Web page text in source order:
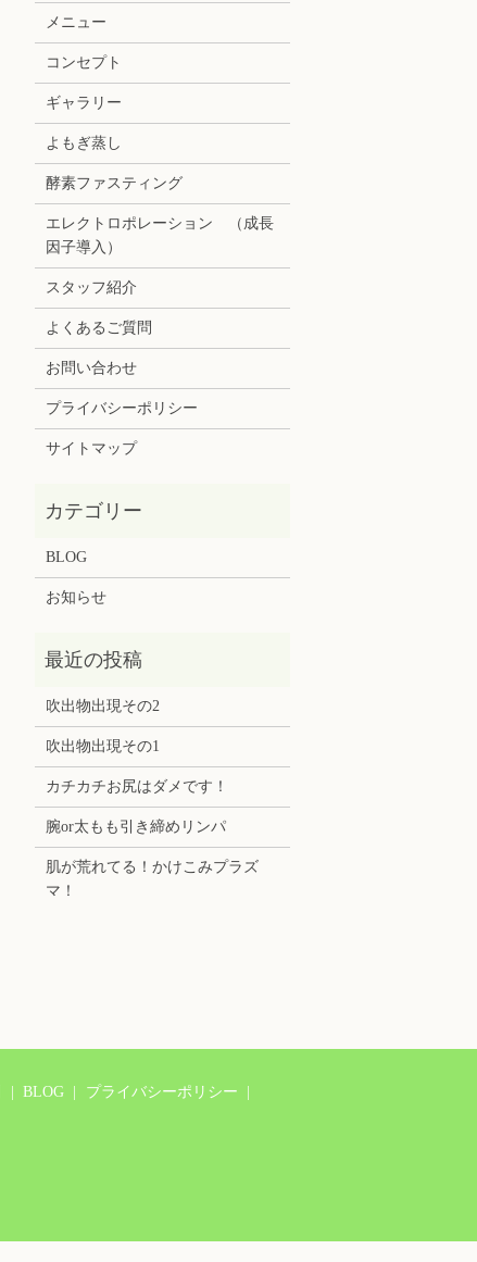
メニュー
コンセプト
ギャラリー
よもぎ蒸し
酵素ファスティング
エレクトロポレーション （成長
因子導入）
スタッフ紹介
よくあるご質問
お問い合わせ
プライバシーポリシー
サイトマップ
BLOG
お知らせ
吹出物出現その2
吹出物出現その1
カチカチお尻はダメです！
腕or太もも引き締めリンパ
肌が荒れてる！かけこみプラズ
マ！
BLOG
プライバシーポリシー